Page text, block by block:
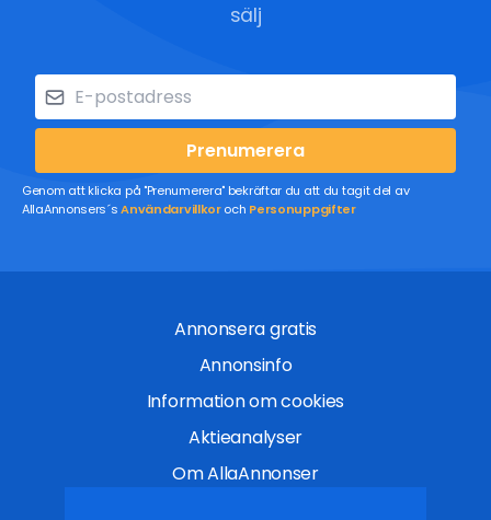
sälj
Prenumerera
Genom att klicka på "Prenumerera" bekräftar du att du tagit del av
AllaAnnonsers´sAnvändarvillkoroch Personuppgifter
Annonsera gratis
Annonsinfo
Information om cookies
Aktieanalyser
Om AllaAnnonser